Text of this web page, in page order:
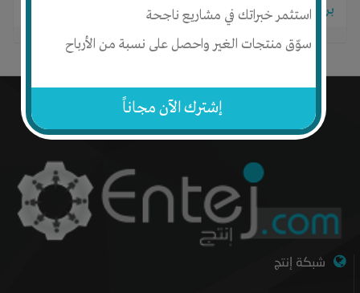
استثمر خبراتك في مشاريع ناجحة
سوّق منتجات الغير واحصل على نسبة من الأرباح
إشترك الآن مجاناً
برجاء تسجيل الدخول للتواصل!
شبكة إنتج